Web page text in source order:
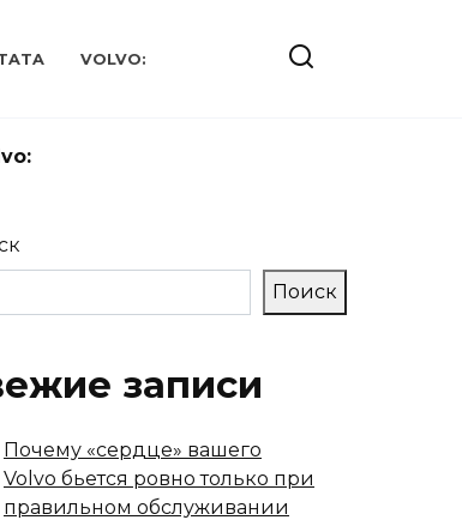
VOLVO:
Поиск
записи
Почему «сердце» вашего
Volvo бьется ровно только при
правильном обслуживании